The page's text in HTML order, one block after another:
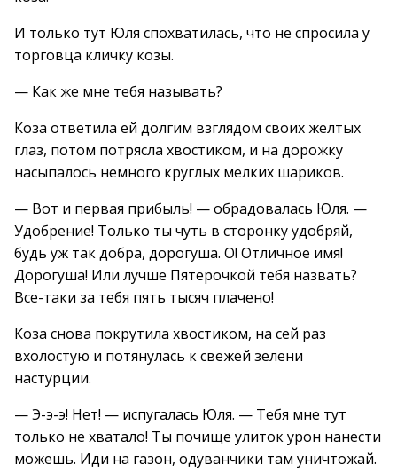
И только тут Юля спохватилась, что не спросила у
торговца кличку козы.
— Как же мне тебя называть?
Коза ответила ей долгим взглядом своих желтых
глаз, потом потрясла хвостиком, и на дорожку
насыпалось немного круглых мелких шариков.
— Вот и первая прибыль! — обрадовалась Юля. —
Удобрение! Только ты чуть в сторонку удобряй,
будь уж так добра, дорогуша. О! Отличное имя!
Дорогуша! Или лучше Пятерочкой тебя назвать?
Все-таки за тебя пять тысяч плачено!
Коза снова покрутила хвостиком, на сей раз
вхолостую и потянулась к свежей зелени
настурции.
— Э-э-э! Нет! — испугалась Юля. — Тебя мне тут
только не хватало! Ты почище улиток урон нанести
можешь. Иди на газон, одуванчики там уничтожай.